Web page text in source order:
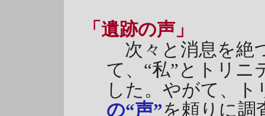
「遺跡の声」
次々と消息を絶
て、“私”とトリニ
した。やがて、
の“声”を頼りに調